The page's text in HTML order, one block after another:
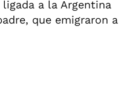
a la Argentina
que emigraron a